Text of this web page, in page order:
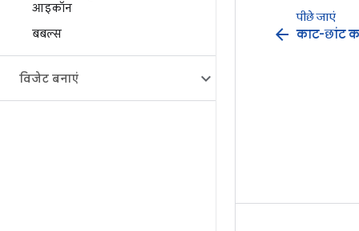
आइकॉन
बबल्स
विजेट बनाएं
बनाने के लिए,
बताया गया है.
पीछे जाएं
arrow_back काट-छांट